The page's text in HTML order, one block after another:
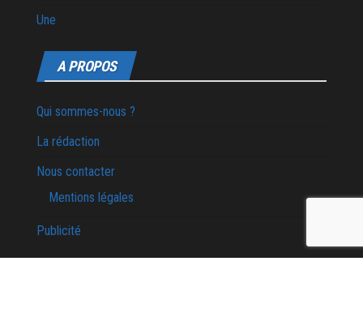
Une
A PROPOS
Qui sommes-nous ?
La rédaction
Nous contacter
Mentions légales
Publicité